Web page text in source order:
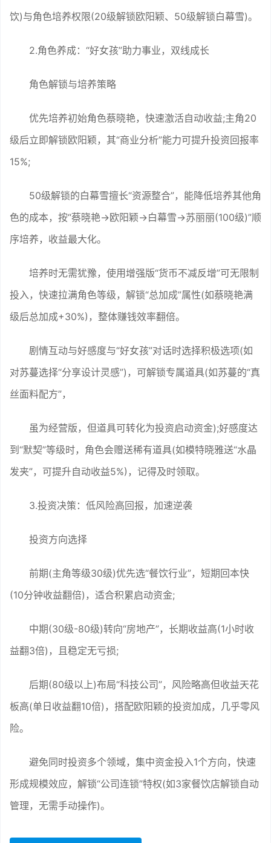
饮)与角色培养权限(20级解锁欧阳颖、50级解锁白幕雪)。
2.角色养成：“好女孩”助力事业，双线成长
角色解锁与培养策略
优先培养初始角色蔡晓艳，快速激活自动收益;主角20
级后立即解锁欧阳颖，其“商业分析”能力可提升投资回报率
15%;
50级解锁的白幕雪擅长“资源整合”，能降低培养其他角
色的成本，按“蔡晓艳→欧阳颖→白幕雪→苏丽丽(100级)”顺
序培养，收益最大化。
培养时无需犹豫，使用增强版“货币不减反增”可无限制
投入，快速拉满角色等级，解锁“总加成”属性(如蔡晓艳满
级后总加成+30%)，整体赚钱效率翻倍。
剧情互动与好感度与“好女孩”对话时选择积极选项(如
对苏蔓选择“分享设计灵感”)，可解锁专属道具(如苏蔓的“真
丝面料配方”，
虽为经营版，但道具可转化为投资启动资金);好感度达
到“默契”等级时，角色会赠送稀有道具(如模特晓雅送“水晶
发夹”，可提升自动收益5%)，记得及时领取。
3.投资决策：低风险高回报，加速逆袭
投资方向选择
前期(主角等级30级)优先选“餐饮行业”，短期回本快
(10分钟收益翻倍)，适合积累启动资金;
中期(30级-80级)转向“房地产”，长期收益高(1小时收
益翻3倍)，且稳定无亏损;
后期(80级以上)布局“科技公司”，风险略高但收益天花
板高(单日收益翻10倍)，搭配欧阳颖的投资加成，几乎零风
险。
避免同时投资多个领域，集中资金投入1个方向，快速
形成规模效应，解锁“公司连锁”特权(如3家餐饮店解锁自动
管理，无需手动操作)。